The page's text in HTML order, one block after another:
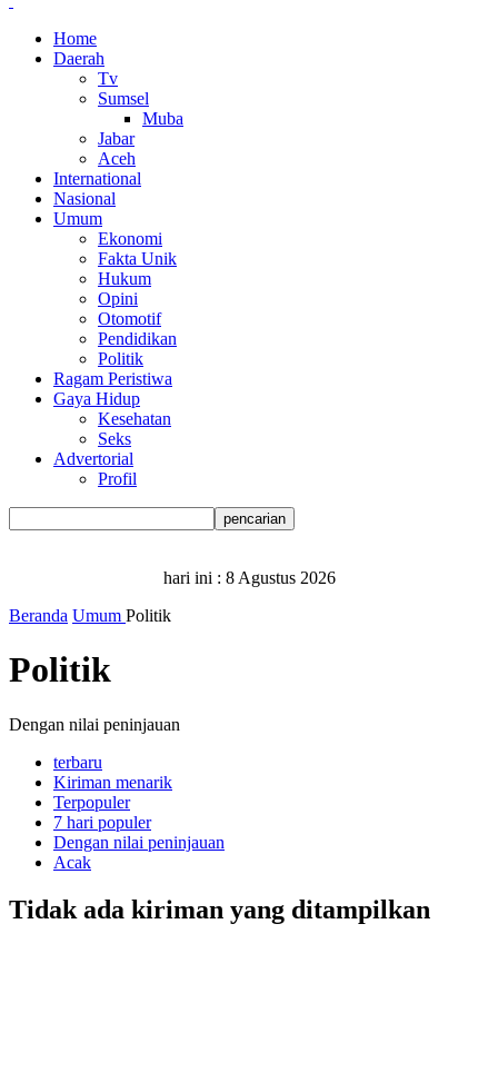
Home
Daerah
Tv
Sumsel
Muba
Jabar
Aceh
International
Nasional
Umum
Ekonomi
Fakta Unik
Hukum
Opini
Otomotif
Pendidikan
Politik
Ragam Peristiwa
Gaya Hidup
Kesehatan
Seks
Advertorial
Profil
hari ini : 8 Agustus 2026
Beranda Umum Politik
Politik
Dengan nilai peninjauan
terbaru
Kiriman menarik
Terpopuler
7 hari populer
Dengan nilai peninjauan
Acak
Tidak ada kiriman yang ditampilkan